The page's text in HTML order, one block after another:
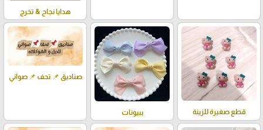
هدايا نجاح & تخرج
قطع صغيرة للزينة ببيونات
صناديق 📌 تحف 📌 صواني